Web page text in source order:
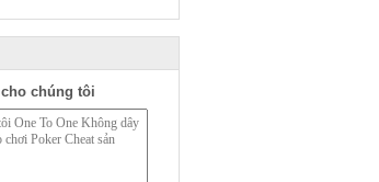
chúng tôi